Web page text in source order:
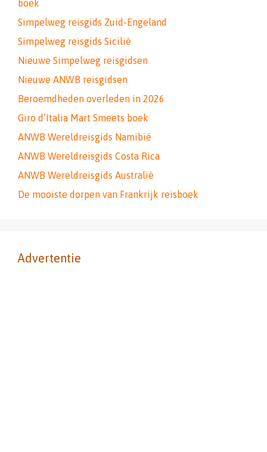
boek
Simpelweg reisgids Zuid-Engeland
Simpelweg reisgids Sicilië
Nieuwe Simpelweg reisgidsen
Nieuwe ANWB reisgidsen
Beroemdheden overleden in 2026
Giro d’Italia Mart Smeets boek
ANWB Wereldreisgids Namibië
ANWB Wereldreisgids Costa Rica
ANWB Wereldreisgids Australië
De mooiste dorpen van Frankrijk reisboek
Advertentie